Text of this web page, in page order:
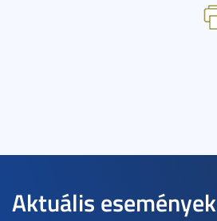
Aktuális események